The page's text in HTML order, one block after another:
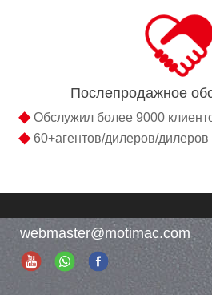
Послепродажное
◆Обслужил более 9000
◆60+агентов/дилеров/
webmaster@motimac.com